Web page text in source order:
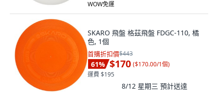
WOW免運
SKARO 飛盤 格茲飛盤 FDGC-110, 橘
色, 1個
首購折扣價$443
61% $170 ($170.00/1個)
運費 $195
8/12 星期三 預計送達